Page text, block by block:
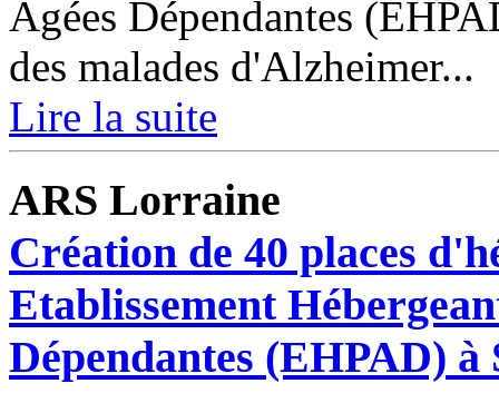
Agées Dépendantes
des malades d'Alzheimer...
Lire la suite
ARS Lorraine
Création de 40 places
Etablissement
Dépendantes (EHPAD)